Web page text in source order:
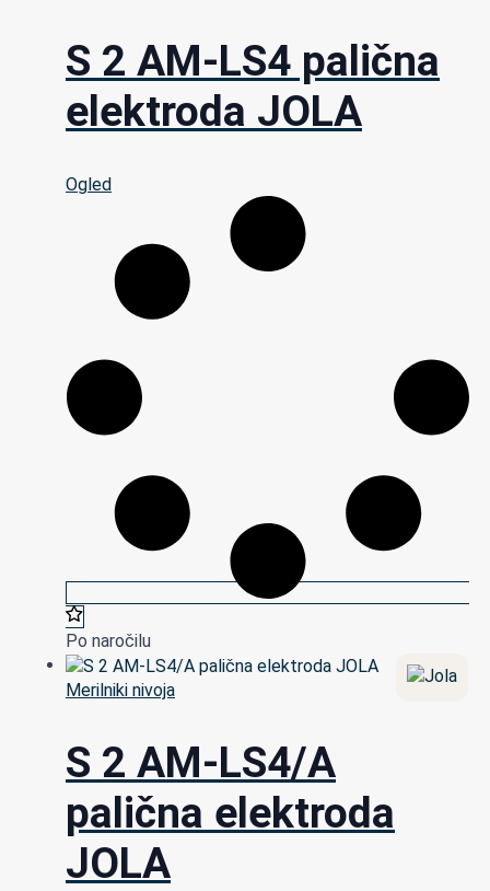
S 2 AM-LS4 palična
elektroda JOLA
Ogled
Po naročilu
Merilniki nivoja
S 2 AM-LS4/A
palična elektroda
JOLA